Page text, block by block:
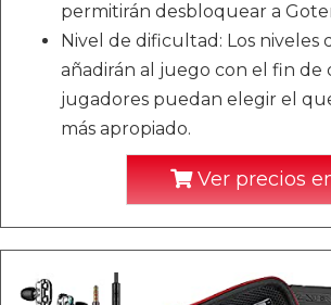
permitirán desbloquear a
Nivel de dificultad: Los niveles
añadirán al juego con el fin de
jugadores puedan elegir el
más apropiado.
Ver precios